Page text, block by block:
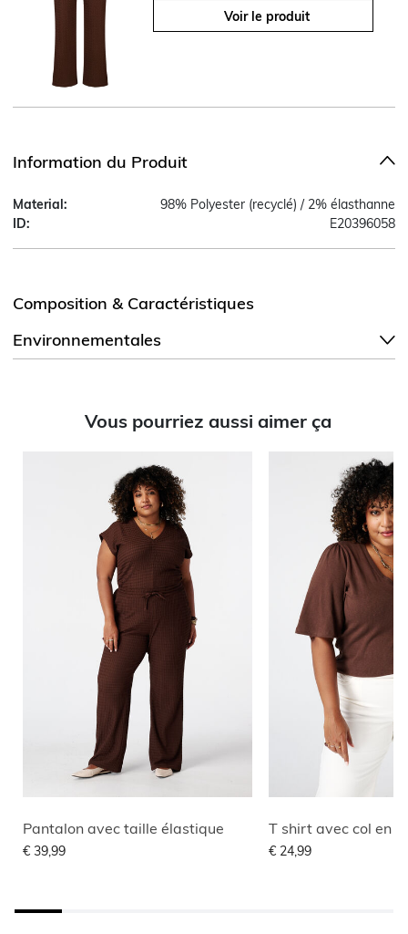
Voir le produit
Information du Produit
Material:
98% Polyester (recyclé) / 2% élasthanne
ID:
E20396058
Composition & Caractéristiques
Environnementales
Vous pourriez aussi aimer ça
Pantalon avec taille élastique
€ 39,99
T shirt avec col en V
€ 24,99